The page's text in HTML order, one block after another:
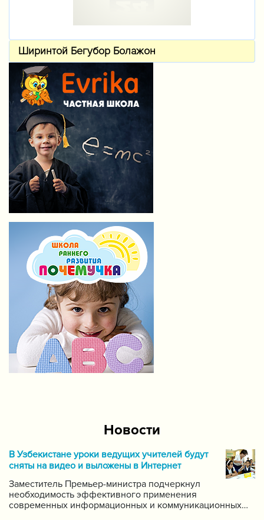
Ширинтой Бегубор Болажон
Новости
В Узбекистане уроки ведущих учителей будут
сняты на видео и выложены в Интернет
Заместитель Премьер-министра подчеркнул
необходимость эффективного применения
современных информационных и коммуникационных